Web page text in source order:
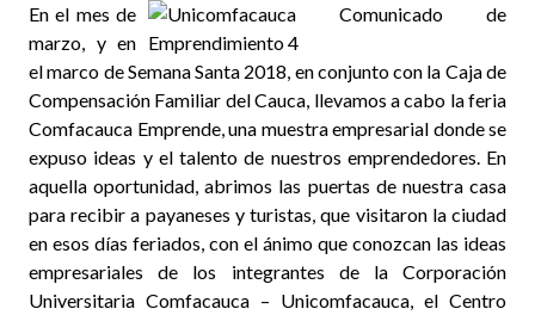
En el mes de
marzo, y en
el marco de Semana Santa 2018, en conjunto con la Caja de
Compensación Familiar del Cauca, llevamos a cabo la feria
Comfacauca Emprende, una muestra empresarial donde se
expuso ideas y el talento de nuestros emprendedores. En
aquella oportunidad, abrimos las puertas de nuestra casa
para recibir a payaneses y turistas, que visitaron la ciudad
en esos días feriados, con el ánimo que conozcan las ideas
empresariales de los integrantes de la Corporación
Universitaria Comfacauca – Unicomfacauca, el Centro